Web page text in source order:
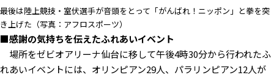
最後は陸上競技・室伏選手が音頭をとって「がんばれ！ニッポン」と拳を突
き上げた（写真：アフロスポーツ）
■感謝の気持ちを伝えたふれあいイベント
場所をゼビオアリーナ仙台に移して午後4時30分から行われたふ
れあいイベントには、オリンピアン29人、パラリンピアン12人が